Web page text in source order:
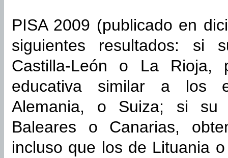
PISA 2009 (publicado en
siguientes resultados: si
Castilla-León o La Rioja,
educativa similar a los
Alemania, o Suiza; si su
Baleares o Canarias,
incluso que los de Lituania